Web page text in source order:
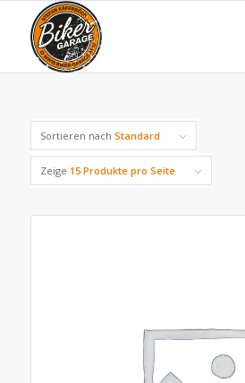
Sortieren nach Standard
Zeige 15 Produkte pro Seite